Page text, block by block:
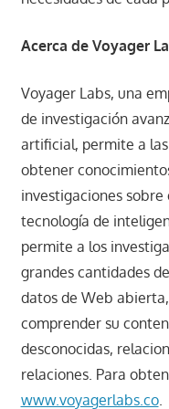
Acerca de Voyager
Voyager Labs, una
de investigación
artificial, permite a
obtener
investigaciones sobre
tecnología de
permite a los
grandes cantidades
datos de Web
comprender su
desconocidas,
relaciones. Para
www.voyagerlabs.co.